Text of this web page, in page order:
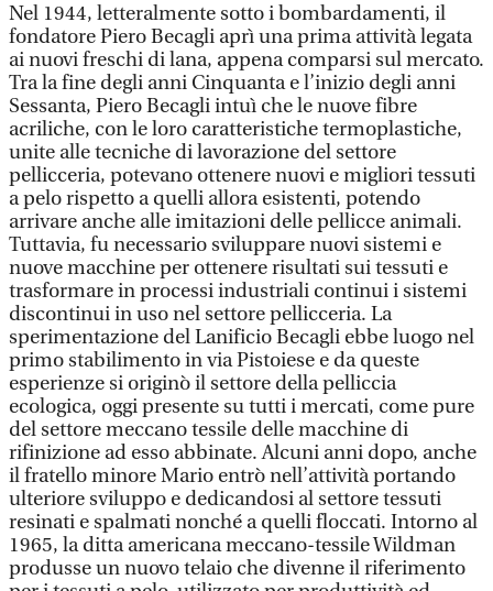
Nel 1944, letteralmente sotto i bombardamenti, il
fondatore Piero Becagli aprì una prima attività legata
ai nuovi freschi di lana, appena comparsi sul mercato.
Tra la fine degli anni Cinquanta e l’inizio degli anni
Sessanta, Piero Becagli intuì che le nuove fibre
acriliche, con le loro caratteristiche termoplastiche,
unite alle tecniche di lavorazione del settore
pellicceria, potevano ottenere nuovi e migliori tessuti
a pelo rispetto a quelli allora esistenti, potendo
arrivare anche alle imitazioni delle pellicce animali.
Tuttavia, fu necessario sviluppare nuovi sistemi e
nuove macchine per ottenere risultati sui tessuti e
trasformare in processi industriali continui i sistemi
discontinui in uso nel settore pellicceria. La
sperimentazione del Lanificio Becagli ebbe luogo nel
primo stabilimento in via Pistoiese e da queste
esperienze si originò il settore della pelliccia
ecologica, oggi presente su tutti i mercati, come pure
del settore meccano tessile delle macchine di
rifinizione ad esso abbinate. Alcuni anni dopo, anche
il fratello minore Mario entrò nell’attività portando
ulteriore sviluppo e dedicandosi al settore tessuti
resinati e spalmati nonché a quelli floccati. Intorno al
1965, la ditta americana meccano-tessile Wildman
produsse un nuovo telaio che divenne il riferimento